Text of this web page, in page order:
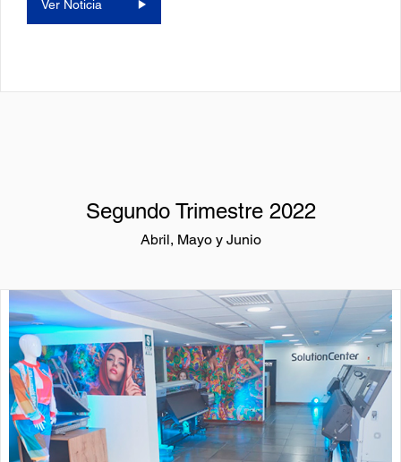
Ver Noticia
Segundo Trimestre 2022
Abril, Mayo y Junio